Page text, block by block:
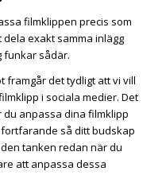
filmklippen precis som
dela exakt samma inlägg
funkar sådär.
framgår det tydligt att vi vill
i sociala medier. Det
anpassa dina filmklipp
fortfarande så ditt budskap
tanken redan när du
att anpassa dessa